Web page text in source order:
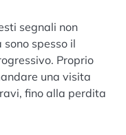
segnali non
spesso il
Proprio
una visita
fino alla perdita